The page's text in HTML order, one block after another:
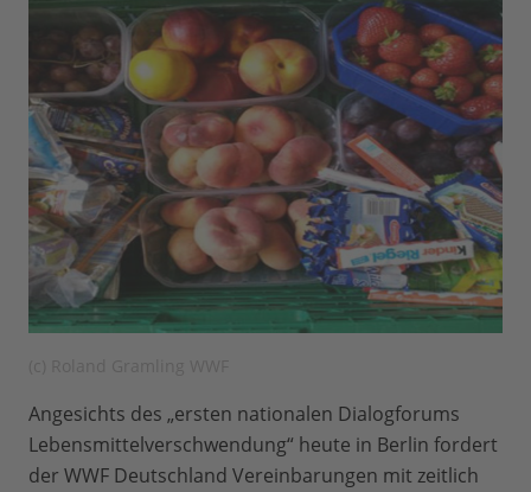
Angesichts des „ersten nationalen Dialogforums
Lebensmittelverschwendung“ heute in Berlin fordert
der WWF Deutschland Vereinbarungen mit zeitlich